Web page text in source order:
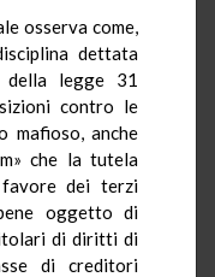
osserva come,
dettata
legge 31
contro le
mafioso, anche
che la tutela
dei terzi
oggetto di
di diritti di
di creditori